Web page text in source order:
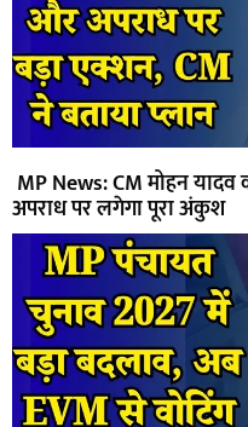
MP News: CM मोहन
अपराध पर लगेगा पूरा अंकुश